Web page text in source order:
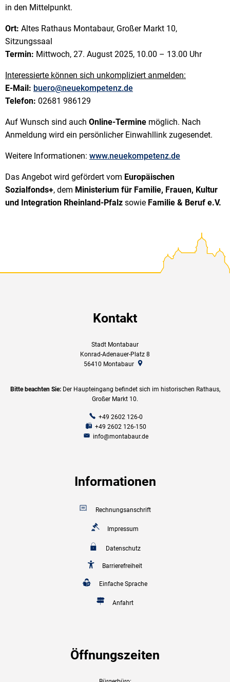
in den Mittelpunkt.
Ort: Altes Rathaus Montabaur, Großer Markt 10,
Sitzungssaal
Termin: Mittwoch, 27. August 2025, 10.00 – 13.00 Uhr
Interessierte können sich unkompliziert anmelden:
E-Mail: buero@neuekompetenz.de
Telefon: 02681 986129
Auf Wunsch sind auch Online-Termine möglich. Nach
Anmeldung wird ein persönlicher Einwahllink zugesendet.
Weitere Informationen: www.neuekompetenz.de
Das Angebot wird gefördert vom Europäischen
Sozialfonds+, dem Ministerium für Familie, Frauen, Kultur
und Integration Rheinland-Pfalz sowie Familie & Beruf e.V.
Kontakt
Stadt Montabaur
Konrad-Adenauer-Platz 8
56410 Montabaur
Bitte beachten Sie: Der Haupteingang befindet sich im historischen Rathaus,
Großer Markt 10.
+49 2602 126-0
+49 2602 126-150
info@montabaur.de
Informationen
Rechnungsanschrift
Impressum
Datenschutz
Barrierefreiheit
Einfache Sprache
Anfahrt
Öffnungszeiten